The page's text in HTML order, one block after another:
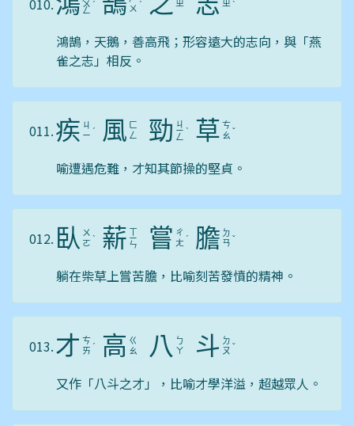
010. ㄨ
ㄥ
ˊ
ㄨ ˊ ㄓ ㄓ ˋ
鴻鵠，天鵝，善高飛；形容遠大的志向，與「燕
雀之志」相反。
011.疾 ㄐ
ㄧ ˊ 風 ㄈ
ㄥ
勁 ㄐ
ㄧ
ㄥ
ˋ 草 ㄘ
ㄠ ˇ
喻遭遇危難，才知其節操的堅貞。
012. 臥 ㄨ
ㄛ ˋ 薪 ㄒ
ㄧ
ㄣ 嘗 ㄔ
ㄤ ˊ 膽 ㄉ
ㄢ ˇ
躺在柴草上嘗苦膽，比喻刻苦發憤的精神。
013.才 ㄘ
ㄞ ˊ 高 ㄍ
ㄠ
八
ㄅ
ㄚ
斗 ㄉ
ㄡ ˇ
又作「八斗之才」，比喻才學洋溢，超越眾人。